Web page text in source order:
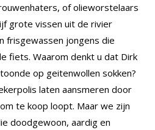
of olieworstelaars
grote vissen uit de rivier
frisgewassen jongens die
fiets. Waarom denkt u dat Dirk
op geitenwollen sokken?
laten aansmeren door
te koop loopt. Maar we zijn
doodgewoon, aardig en